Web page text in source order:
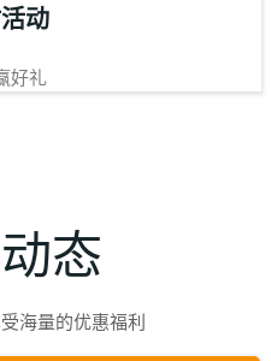
动
好礼
态
海量的优惠福利